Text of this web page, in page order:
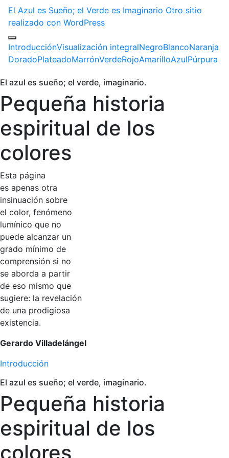
El Azul es Sueño; el Verde es Imaginario Otro sitio
realizado con WordPress
IntroducciónVisualización integralNegroBlancoNaranja
DoradoPlateadoMarrónVerdeRojoAmarilloAzulPúrpura
El azul es sueño; el verde, imaginario.
Pequeña historia
espiritual de los
colores
Esta página
es apenas otra
insinuación sobre
el color, fenómeno
lumínico que no
puede alcanzar un
grado mínimo de
comprensión si no
se aborda a partir
de eso mismo que
sugiere: la revelación
de una prodigiosa
existencia.
Gerardo Villadelángel
Introducción
El azul es sueño; el verde, imaginario.
Pequeña historia
espiritual de los
colores